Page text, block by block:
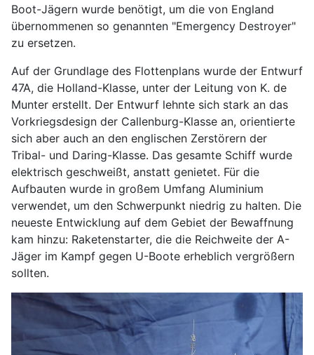
Boot-Jägern wurde benötigt, um die von England
übernommenen so genannten "Emergency Destroyer"
zu ersetzen.
Auf der Grundlage des Flottenplans wurde der Entwurf
47A, die Holland-Klasse, unter der Leitung von K. de
Munter erstellt. Der Entwurf lehnte sich stark an das
Vorkriegsdesign der Callenburg-Klasse an, orientierte
sich aber auch an den englischen Zerstörern der
Tribal- und Daring-Klasse. Das gesamte Schiff wurde
elektrisch geschweißt, anstatt genietet. Für die
Aufbauten wurde in großem Umfang Aluminium
verwendet, um den Schwerpunkt niedrig zu halten. Die
neueste Entwicklung auf dem Gebiet der Bewaffnung
kam hinzu: Raketenstarter, die die Reichweite der A-
Jäger im Kampf gegen U-Boote erheblich vergrößern
sollten.